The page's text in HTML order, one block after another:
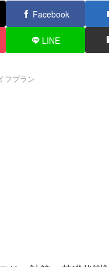
Facebook
LINE
フプラン